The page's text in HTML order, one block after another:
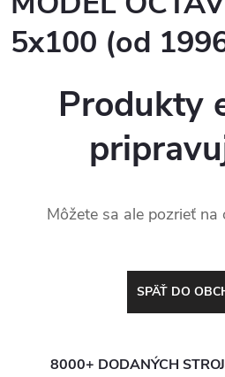
5x100 (od
Produkty
Môžete sa ale pozrieť
SPÄŤ DO
8000+ DODANÝCH